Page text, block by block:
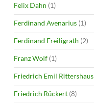
Felix Dahn (1)
Ferdinand Avenarius (1)
Ferdinand Freiligrath (2)
Franz Wolf (1)
Friedrich Emil Rittershaus
Friedrich Rückert (8)